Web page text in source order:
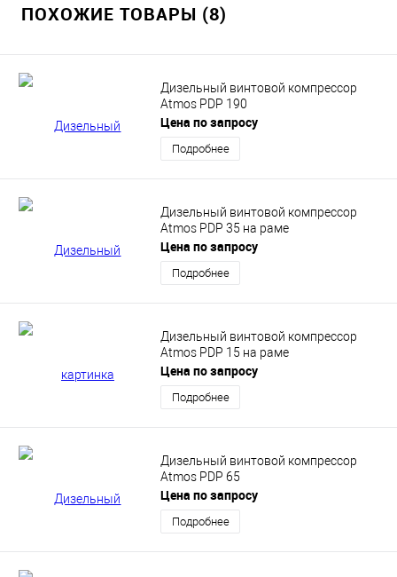
ПОХОЖИЕ ТОВАРЫ (8)
Дизельный винтовой компрессор
Atmos PDP 190
Цена по запросу
Подробнее
Дизельный винтовой компрессор
Atmos PDP 35 на раме
Цена по запросу
Подробнее
Дизельный винтовой компрессор
Atmos PDP 15 на раме
Цена по запросу
Подробнее
Дизельный винтовой компрессор
Atmos PDP 65
Цена по запросу
Подробнее